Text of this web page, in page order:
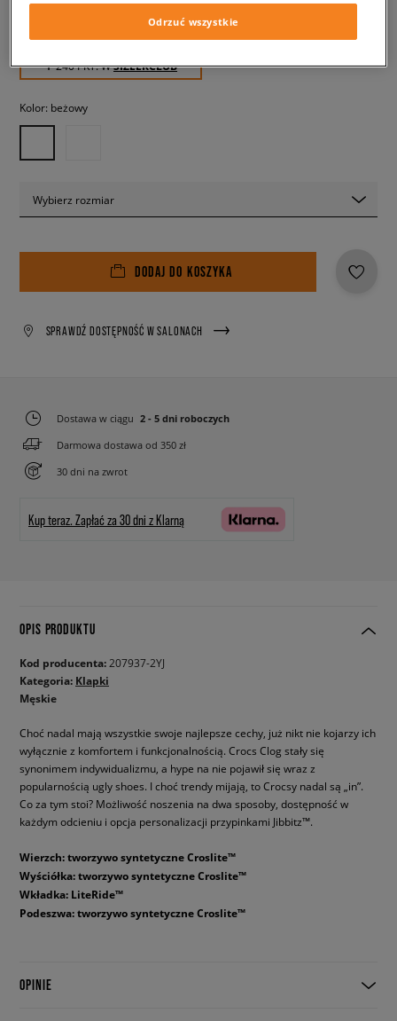
(Cena początkowa)
✛ 240 PKT. WSIZEERCLUB
Kolor: beżowy
Wybierz rozmiar
DODAJ DO KOSZYKA
SPRAWDŹ DOSTĘPNOŚĆ W SALONACH
Dostawa w ciągu 2 - 5 dni roboczych
Darmowa dostawa od 350 zł
30 dni na zwrot
Kup teraz. Zapłać za 30 dni z Klarną
OPIS PRODUKTU
Kod producenta: 207937-2YJ
Kategoria: Klapki
Męskie
Choć nadal mają wszystkie swoje najlepsze cechy, już nikt nie kojarzy ich
wyłącznie z komfortem i funkcjonalnością. Crocs Clog stały się
synonimem indywidualizmu, a hype na nie pojawił się wraz z
popularnością ugly shoes. I choć trendy mijają, to Crocsy nadal są „in”.
Co za tym stoi? Możliwość noszenia na dwa sposoby, dostępność w
każdym odcieniu i opcja personalizacji przypinkami Jibbitz™.
Wierzch: tworzywo syntetyczne Croslite™
Wyściółka: tworzywo syntetyczne Croslite™
Wkładka: LiteRide™
Podeszwa: tworzywo syntetyczne Croslite™
OPINIE
Odrzuć wszystkie